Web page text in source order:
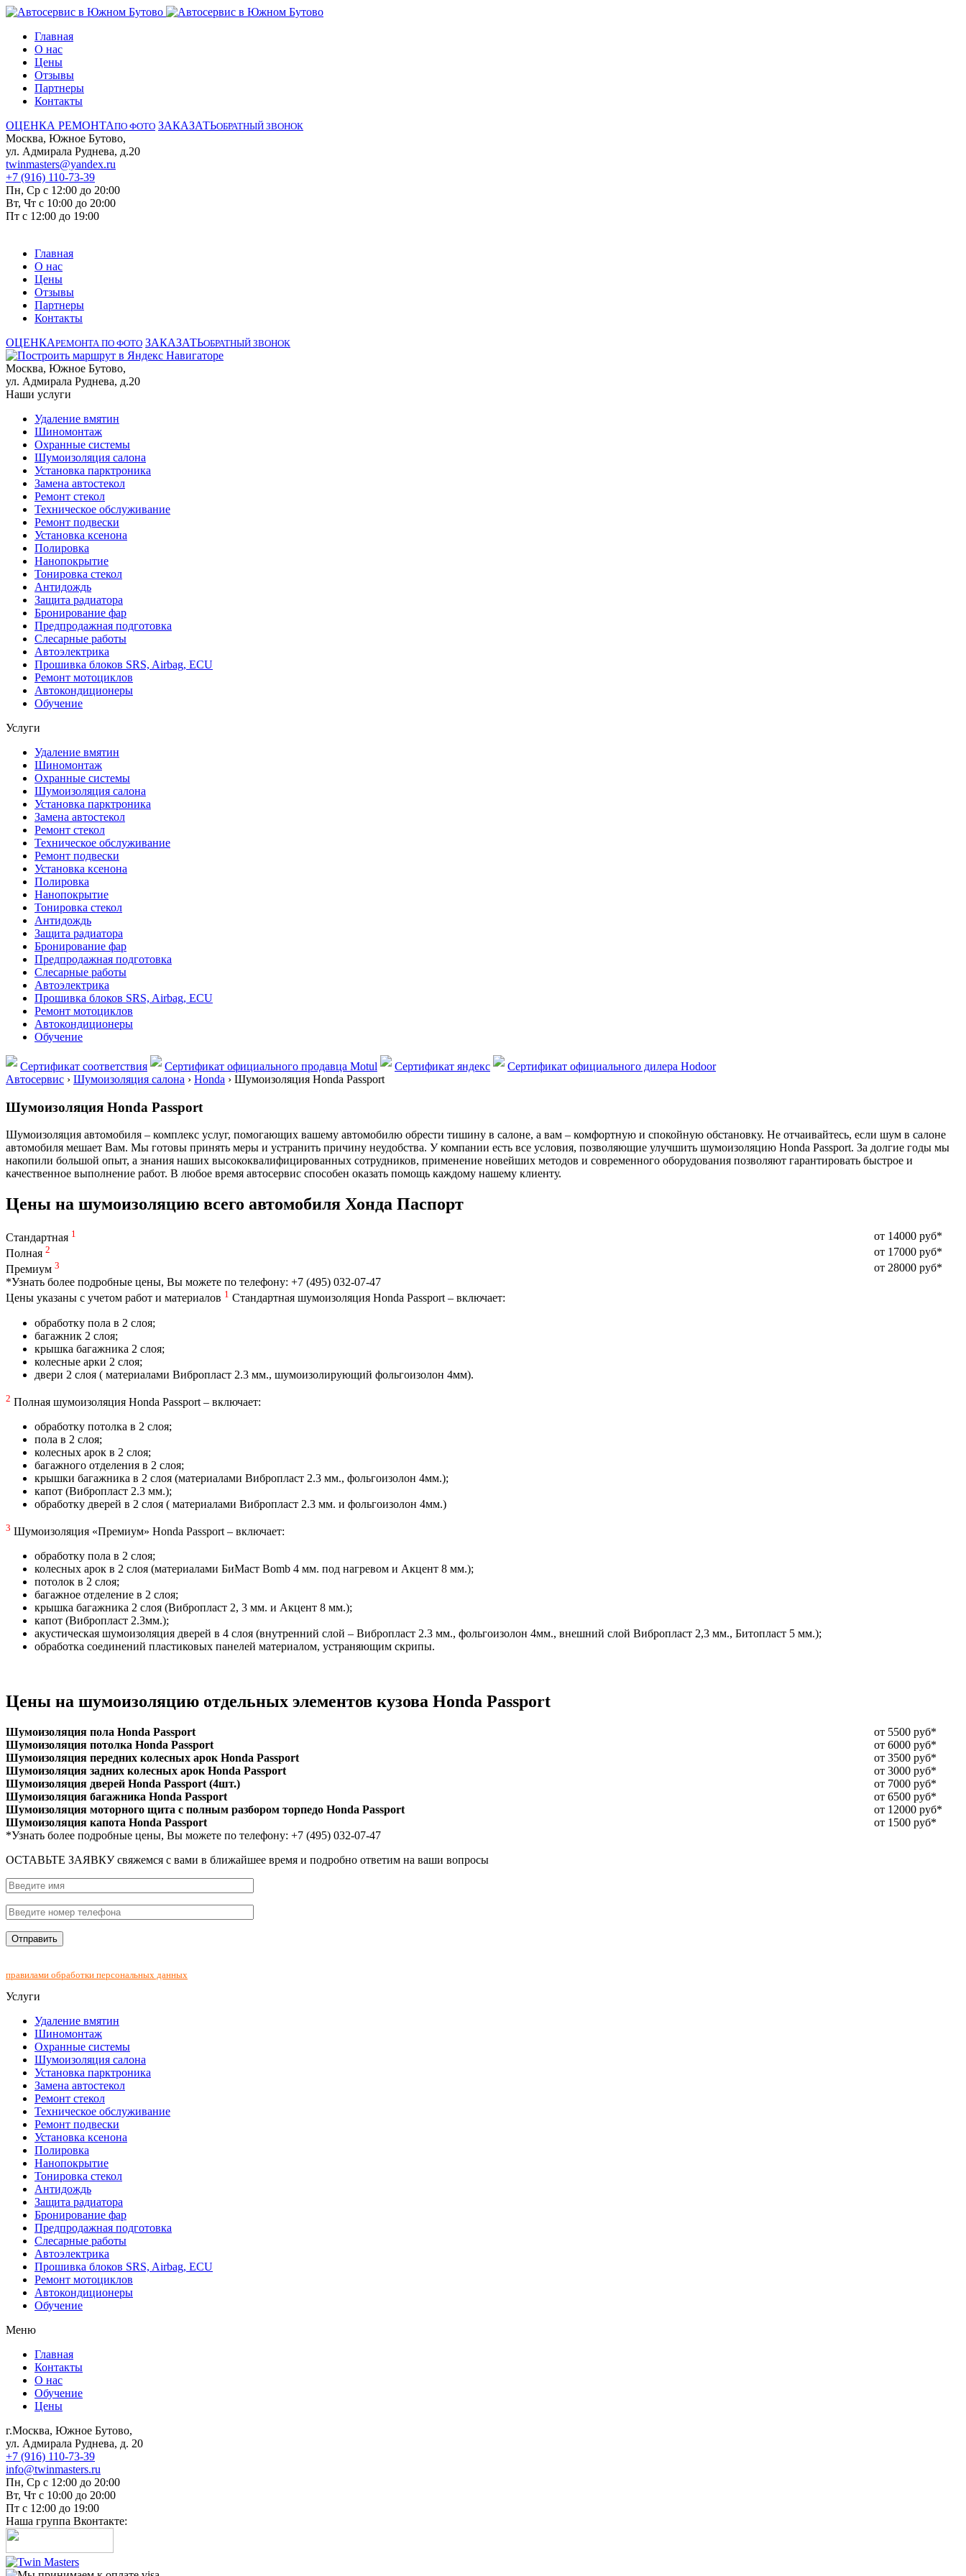
Главная
О нас
Цены
Отзывы
Партнеры
Контакты
ОЦЕНКА РЕМОНТАПО ФОТО ЗАКАЗАТЬОБРАТНЫЙ ЗВОНОК
Москва, Южное Бутово,
ул. Адмирала Руднева, д.20
twinmasters@yandex.ru
+7 (916) 110-73-39
Пн, Ср с 12:00 до 20:00
Вт, Чт с 10:00 до 20:00
Пт с 12:00 до 19:00
Главная
О нас
Цены
Отзывы
Партнеры
Контакты
ОЦЕНКАРЕМОНТА ПО ФОТО ЗАКАЗАТЬОБРАТНЫЙ ЗВОНОК
Москва, Южное Бутово,
ул. Адмирала Руднева, д.20
Наши услуги
Удаление вмятин
Шиномонтаж
Охранные системы
Шумоизоляция салона
Установка парктроника
Замена автостекол
Ремонт стекол
Техническое обслуживание
Ремонт подвески
Установка ксенона
Полировка
Нанопокрытие
Тонировка стекол
Антидождь
Защита радиатора
Бронирование фар
Предпродажная подготовка
Слесарные работы
Автоэлектрика
Прошивка блоков SRS, Airbag, ECU
Ремонт мотоциклов
Автокондиционеры
Обучение
Услуги
Удаление вмятин
Шиномонтаж
Охранные системы
Шумоизоляция салона
Установка парктроника
Замена автостекол
Ремонт стекол
Техническое обслуживание
Ремонт подвески
Установка ксенона
Полировка
Нанопокрытие
Тонировка стекол
Антидождь
Защита радиатора
Бронирование фар
Предпродажная подготовка
Слесарные работы
Автоэлектрика
Прошивка блоков SRS, Airbag, ECU
Ремонт мотоциклов
Автокондиционеры
Обучение
Сертификат соответствия Сертификат официального продавца Motul Сертификат яндекс
Сертификат официального дилера Hodoor
Автосервис › Шумоизоляция салона › Honda › Шумоизоляция Honda Passport
Шумоизоляция Honda Passport
Шумоизоляция автомобиля – комплекс услуг, помогающих вашему автомобилю обрести тишину в салоне, а вам – комфортную и спокойную обстановку. Не отчаивайтесь, если шум в салоне
автомобиля мешает Вам. Мы готовы принять меры и устранить причину неудобства. У компании есть все условия, позволяющие улучшить шумоизоляцию Honda Passport. За долгие годы мы
накопили большой опыт, а знания наших высококвалифицированных сотрудников, применение новейших методов и современного оборудования позволяют гарантировать быстрое и
качественное выполнение работ. В любое время автосервис способен оказать помощь каждому нашему клиенту.
Цены на шумоизоляцию всего автомобиля Хонда Паспорт
Стандартная 1
от 14000 руб*
Полная 2
от 17000 руб*
Премиум 3
от 28000 руб*
*Узнать более подробные цены, Вы можете по телефону: +7 (495) 032-07-47
Цены указаны с учетом работ и материалов 1 Стандартная шумоизоляция Honda Passport – включает:
обработку пола в 2 слоя;
багажник 2 слоя;
крышка багажника 2 слоя;
колесные арки 2 слоя;
двери 2 слоя ( материалами Вибропласт 2.3 мм., шумоизолирующий фольгоизолон 4мм).
2 Полная шумоизоляция Honda Passport – включает:
обработку потолка в 2 слоя;
пола в 2 слоя;
колесных арок в 2 слоя;
багажного отделения в 2 слоя;
крышки багажника в 2 слоя (материалами Вибропласт 2.3 мм., фольгоизолон 4мм.);
капот (Вибропласт 2.3 мм.);
обработку дверей в 2 слоя ( материалами Вибропласт 2.3 мм. и фольгоизолон 4мм.)
3 Шумоизоляция «Премиум» Honda Passport – включает:
обработку пола в 2 слоя;
колесных арок в 2 слоя (материалами БиМаст Bomb 4 мм. под нагревом и Акцент 8 мм.);
потолок в 2 слоя;
багажное отделение в 2 слоя;
крышка багажника 2 слоя (Вибропласт 2, 3 мм. и Акцент 8 мм.);
капот (Вибропласт 2.3мм.);
акустическая шумоизоляция дверей в 4 слоя (внутренний слой – Вибропласт 2.3 мм., фольгоизолон 4мм., внешний слой Вибропласт 2,3 мм., Битопласт 5 мм.);
обработка соединений пластиковых панелей материалом, устраняющим скрипы.
Цены на шумоизоляцию отдельных элементов кузова Honda Passport
Шумоизоляция пола Honda Passport
от 5500 руб*
Шумоизоляция потолка Honda Passport
от 6000 руб*
Шумоизоляция передних колесных арок Honda Passport
от 3500 руб*
Шумоизоляция задних колесных арок Honda Passport
от 3000 руб*
Шумоизоляция дверей Honda Passport (4шт.)
от 7000 руб*
Шумоизоляция багажника Honda Passport
от 6500 руб*
Шумоизоляция моторного щита с полным разбором торпедо Honda Passport
от 12000 руб*
Шумоизоляция капота Honda Passport
от 1500 руб*
*Узнать более подробные цены, Вы можете по телефону: +7 (495) 032-07-47
ОСТАВЬТЕ ЗАЯВКУсвяжемся с вами в ближайшее время и подробно ответим на ваши вопросы
правилами обработки персональных данных
Услуги
Удаление вмятин
Шиномонтаж
Охранные системы
Шумоизоляция салона
Установка парктроника
Замена автостекол
Ремонт стекол
Техническое обслуживание
Ремонт подвески
Установка ксенона
Полировка
Нанопокрытие
Тонировка стекол
Антидождь
Защита радиатора
Бронирование фар
Предпродажная подготовка
Слесарные работы
Автоэлектрика
Прошивка блоков SRS, Airbag, ECU
Ремонт мотоциклов
Автокондиционеры
Обучение
Меню
Главная
Контакты
О нас
Обучение
Цены
г.Москва, Южное Бутово,
ул. Адмирала Руднева, д. 20
+7 (916) 110-73-39
info@twinmasters.ru
Пн, Ср с 12:00 до 20:00
Вт, Чт с 10:00 до 20:00
Пт с 12:00 до 19:00
Наша группа Вконтакте: